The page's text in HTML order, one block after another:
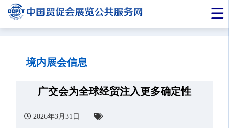
境内展会信息
广交会为全球经贸注入更多确定性
2026年3月31日